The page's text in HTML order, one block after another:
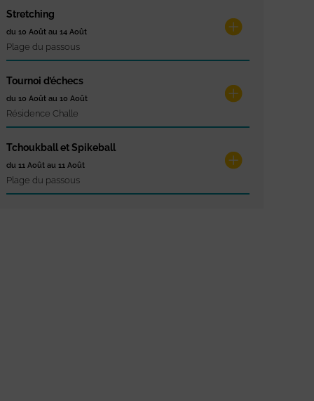
Stretching
du 10 Août au 14 Août
Plage du passous
Tournoi d’échecs
du 10 Août au 10 Août
Résidence Challe
Tchoukball et Spikeball
du 11 Août au 11 Août
Plage du passous